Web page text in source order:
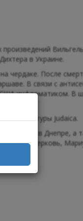
в Украине.
чердаке. После
В связи с
информатиком. В
литературы Judaica.
в Днепре, а
Белая Церковь,
др.